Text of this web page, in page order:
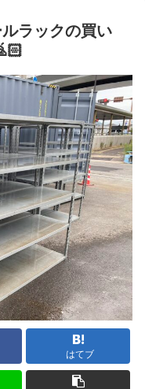
ラックの買い
はてブ